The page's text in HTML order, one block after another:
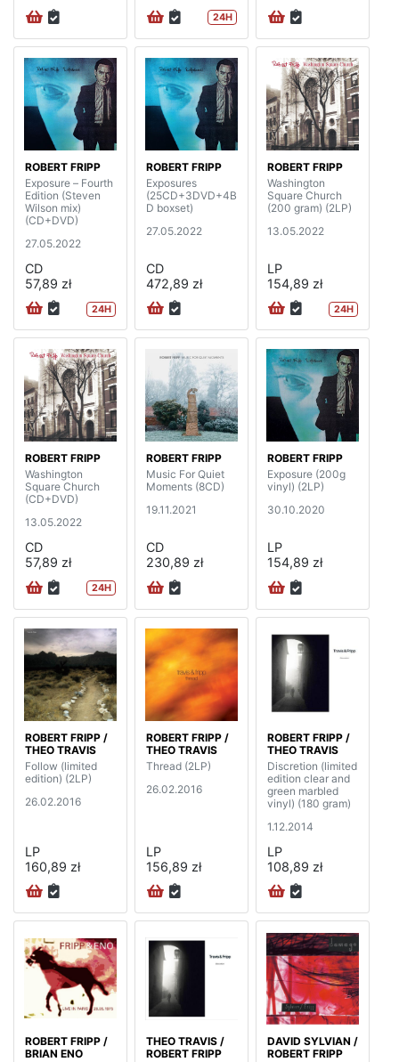
24H
ROBERT FRIPP
Exposure – Fourth
Edition (Steven
Wilson mix)
(CD+DVD)
27.05.2022
CD
57,89 zł
24H
ROBERT FRIPP
Exposures
(25CD+3DVD+4B
D boxset)
27.05.2022
CD
472,89 zł
ROBERT FRIPP
Washington
Square Church
(200 gram) (2LP)
13.05.2022
LP
154,89 zł
24H
ROBERT FRIPP
Washington
Square Church
(CD+DVD)
13.05.2022
CD
57,89 zł
24H
ROBERT FRIPP
Music For Quiet
Moments (8CD)
19.11.2021
CD
230,89 zł
ROBERT FRIPP
Exposure (200g
vinyl) (2LP)
30.10.2020
LP
154,89 zł
ROBERT FRIPP /
THEO TRAVIS
Follow (limited
edition) (2LP)
26.02.2016
LP
160,89 zł
ROBERT FRIPP /
THEO TRAVIS
Thread (2LP)
26.02.2016
LP
156,89 zł
ROBERT FRIPP /
THEO TRAVIS
Discretion (limited
edition clear and
green marbled
vinyl) (180 gram)
1.12.2014
LP
108,89 zł
ROBERT FRIPP /
BRIAN ENO
THEO TRAVIS /
ROBERT FRIPP
DAVID SYLVIAN /
ROBERT FRIPP